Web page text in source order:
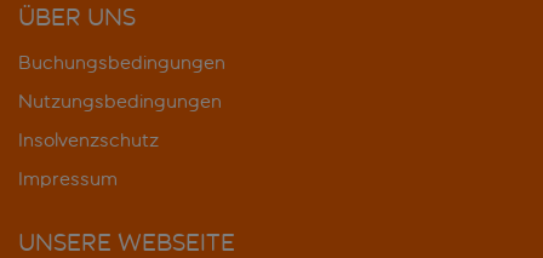
ÜBER UNS
Buchungsbedingungen
Nutzungsbedingungen
Insolvenzschutz
Impressum
UNSERE WEBSEITE